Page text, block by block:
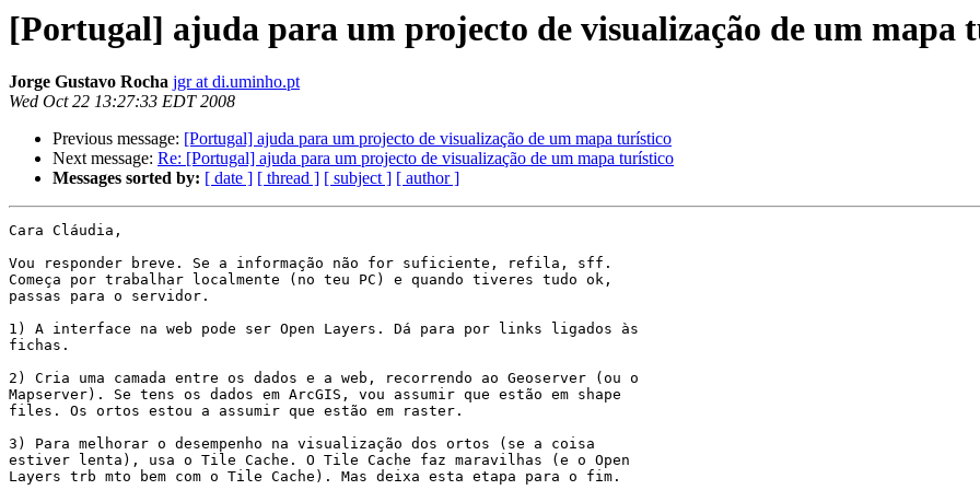
[Portugal] ajuda para um projecto de visualização de um mapa
Jorge Gustavo Rocha jgr at di.uminho.pt
Wed Oct 22 13:27:33 EDT 2008
Previous message: [Portugal] ajuda para um projecto de visualização de um mapa turístico
Next message: Re: [Portugal] ajuda para um projecto de visualização de um mapa turístico
Messages sorted by: [ date ] [ thread ] [ subject ] [ author ]
Cara Cláudia,
Vou responder breve. Se a informação não for suficiente, refila, sff.
Começa por trabalhar localmente (no teu PC) e quando tiveres tudo ok,
passas para o servidor.
1) A interface na web pode ser Open Layers. Dá para por links ligados às
fichas.
2) Cria uma camada entre os dados e a web, recorrendo ao Geoserver (ou o
Mapserver). Se tens os dados em ArcGIS, vou assumir que estão em shape
files. Os ortos estou a assumir que estão em raster.
3) Para melhorar o desempenho na visualização dos ortos (se a coisa
estiver lenta), usa o Tile Cache. O Tile Cache faz maravilhas (e o Open
Layers trb mto bem com o Tile Cache). Mas deixa esta etapa para o fim.